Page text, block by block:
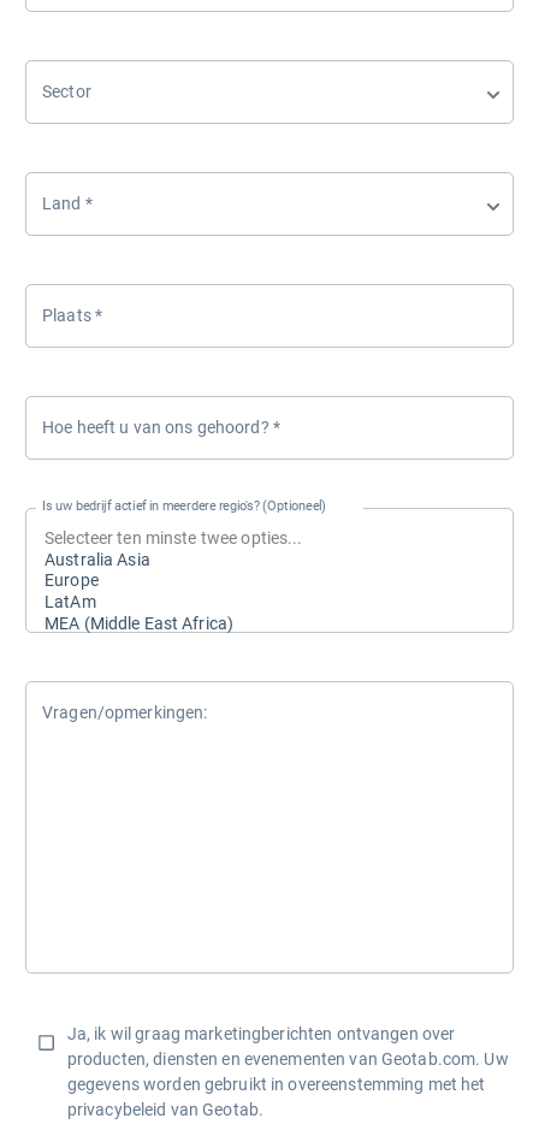
Sector
Land *
Plaats *
Hoe heeft u van ons gehoord? *
Is uw bedrijf actief in meerdere regio's? (Optioneel)
Vragen/opmerkingen:
Ja, ik wil graag marketingberichten ontvangen over
producten, diensten en evenementen van Geotab.com. Uw
gegevens worden gebruikt in overeenstemming met het
privacybeleid van Geotab.